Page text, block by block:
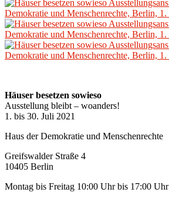
Häuser besetzen sowieso
Ausstellung bleibt – woanders!
1. bis 30. Juli 2021
Haus der Demokratie und Menschenrechte
Greifswalder Straße 4
10405 Berlin
Montag bis Freitag 10:00 Uhr bis 17:00 Uhr